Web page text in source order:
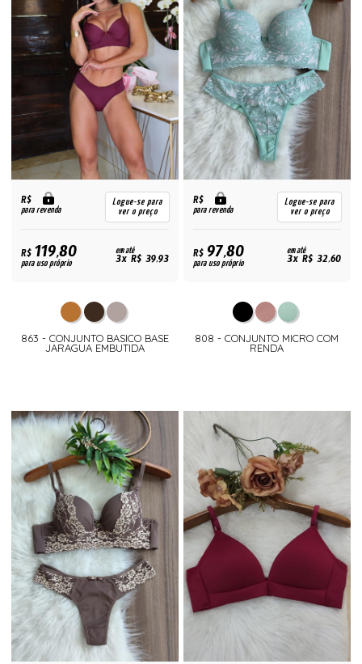
R$
para revenda
Logue-se para
ver o preço
R$119,80
para uso próprio
em até
3x R$ 39,93
863 - CONJUNTO BASICO BASE
JARAGUA EMBUTIDA
R$
para revenda
Logue-se para
ver o preço
R$97,80
para uso próprio
em até
3x R$ 32,60
808 - CONJUNTO MICRO COM
RENDA